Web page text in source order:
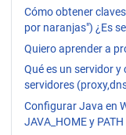
Cómo obtener
por naranjas") ¿Es
Quiero aprender a
Qué es un servidor
servidores
Configurar Java en
JAVA_HOME y